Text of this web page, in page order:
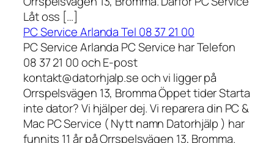
Låt oss […]
PC Service Arlanda Tel 08 37 21 00
PC Service Arlanda PC Service har Telefon
08 37 21 00 och E-post
kontakt@datorhjalp.se och vi ligger på
Orrspelsvägen 13, Bromma Öppet tider Starta
inte dator? Vi hjälper dej. Vi reparera din PC &
Mac PC Service ( Nytt namn Datorhjälp ) har
funnits 11 år på Orrspelsvägen 13, Bromma.